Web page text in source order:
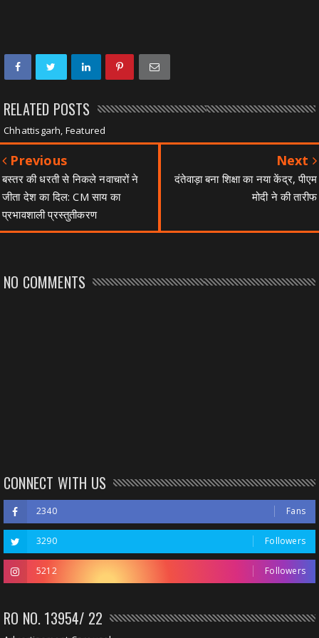
RELATED POSTS
Chhattisgarh, Featured
Previous
बस्तर की धरती से निकले नवाचारों ने
जीता देश का दिल: CM साय का
प्रभावशाली प्रस्तुतीकरण
Next
दंतेवाड़ा बना शिक्षा का नया केंद्र, पीएम
मोदी ने की तारीफ
NO COMMENTS
CONNECT WITH US
2340 Fans
3290 Followers
5212 Followers
RO NO. 13954/ 22